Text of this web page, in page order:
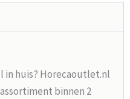
in huis? Horecaoutlet.nl
binnen 2